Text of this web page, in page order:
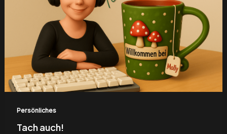
Persönliches
Tach auch!